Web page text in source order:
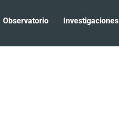
Observatorio Investigaciones